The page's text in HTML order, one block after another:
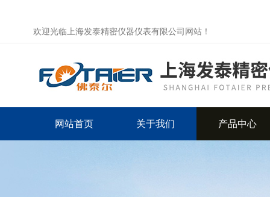
欢迎光临上海发泰精密仪器仪表有限公司网站！
网站首页 关于我们 产品中心